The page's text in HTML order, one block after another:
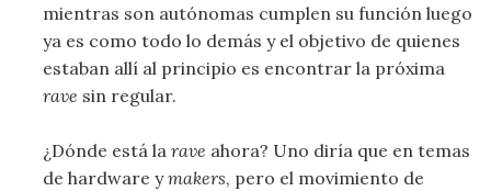
mientras son autónomas cumplen su función luego
ya es como todo lo demás y el objetivo de quienes
estaban allí al principio es encontrar la próxima
rave sin regular.
¿Dónde está larave ahora? Uno diría que en temas
de hardware ymakers, pero el movimiento de